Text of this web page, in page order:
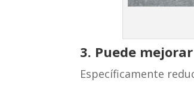
3. Puede
Específicamente